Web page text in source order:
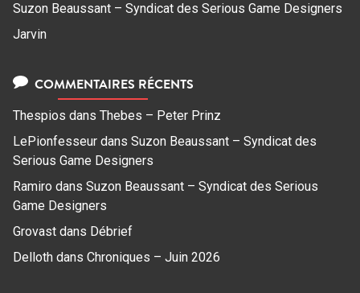
Suzon Beaussant – Syndicat des Serious Game Designers
Jarvin
COMMENTAIRES RÉCENTS
Thespios dans Thebes – Peter Prinz
LePionfesseur dans Suzon Beaussant – Syndicat des
Serious Game Designers
Ramiro dans Suzon Beaussant – Syndicat des Serious
Game Designers
Grovast dans Débrief
Delloth dans Chroniques – Juin 2026